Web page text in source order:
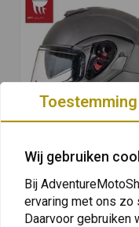
MT HELMETS
ATOM Transcend SV
Opklapbare Helm
Titanium | (Kies de
Maat)
€120,77
Toestemming
Wij gebruiken
Bij
ervaring met ons zo
Daarvoor gebruiken